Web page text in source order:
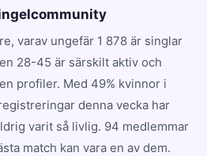
varav ungefär 1 878 är singlar
28-45 är särskilt aktiv och
profiler. Med 49% kvinnor i
denna vecka har
varit så livlig. 94 medlemmar
match kan vara en av dem.